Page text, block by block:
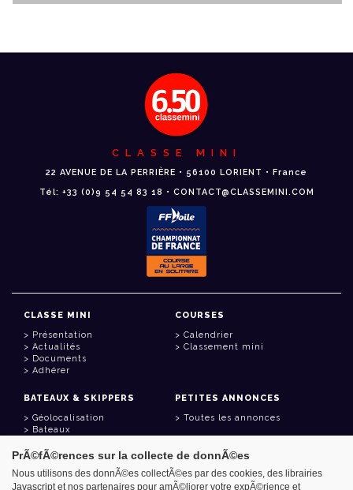
CLASSE MINI
22 AVENUE DE LA PERRIÈRE • 56100 LORIENT • France
Tél: +33 (0)9 54 54 83 18 • CONTACT@CLASSEMINI.COM
CLASSE MINI
Présentation
Actualités
Documents
Adhérer
COURSES
Calendrier
Classement mini
BATEAUX & SKIPPERS
Géolocalisation
Bateaux
PETITES ANNONCES
Toutes les annonces
LIENS UTILES
PrÃ©fÃ©rences sur la collecte de donnÃ©es
Nous utilisons des donnÃ©es collectÃ©es par des cookies, des librairies
Javascript et nos partenaires pour amÃ©liorer votre expÃ©rience et